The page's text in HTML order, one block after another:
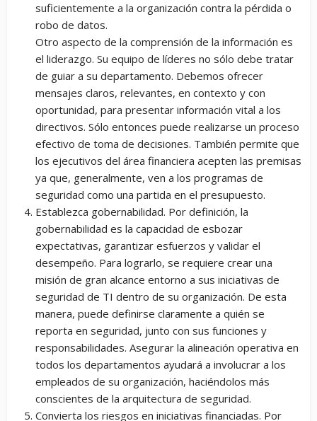
suficientemente a la organización contra la pérdida o
robo de datos.
Otro aspecto de la comprensión de la información es
el liderazgo. Su equipo de líderes no sólo debe tratar
de guiar a su departamento. Debemos ofrecer
mensajes claros, relevantes, en contexto y con
oportunidad, para presentar información vital a los
directivos. Sólo entonces puede realizarse un proceso
efectivo de toma de decisiones. También permite que
los ejecutivos del área financiera acepten las premisas
ya que, generalmente, ven a los programas de
seguridad como una partida en el presupuesto.
Establezca gobernabilidad. Por definición, la
gobernabilidad es la capacidad de esbozar
expectativas, garantizar esfuerzos y validar el
desempeño. Para lograrlo, se requiere crear una
misión de gran alcance entorno a sus iniciativas de
seguridad de TI dentro de su organización. De esta
manera, puede definirse claramente a quién se
reporta en seguridad, junto con sus funciones y
responsabilidades. Asegurar la alineación operativa en
todos los departamentos ayudará a involucrar a los
empleados de su organización, haciéndolos más
conscientes de la arquitectura de seguridad.
Convierta los riesgos en iniciativas financiadas. Por